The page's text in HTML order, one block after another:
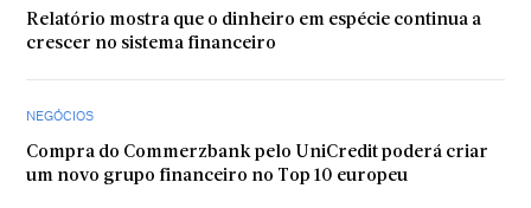
Relatório mostra que o dinheiro em espécie continua a
crescer no sistema financeiro
NEGÓCIOS
Compra do Commerzbank pelo UniCredit poderá criar
um novo grupo financeiro no Top 10 europeu